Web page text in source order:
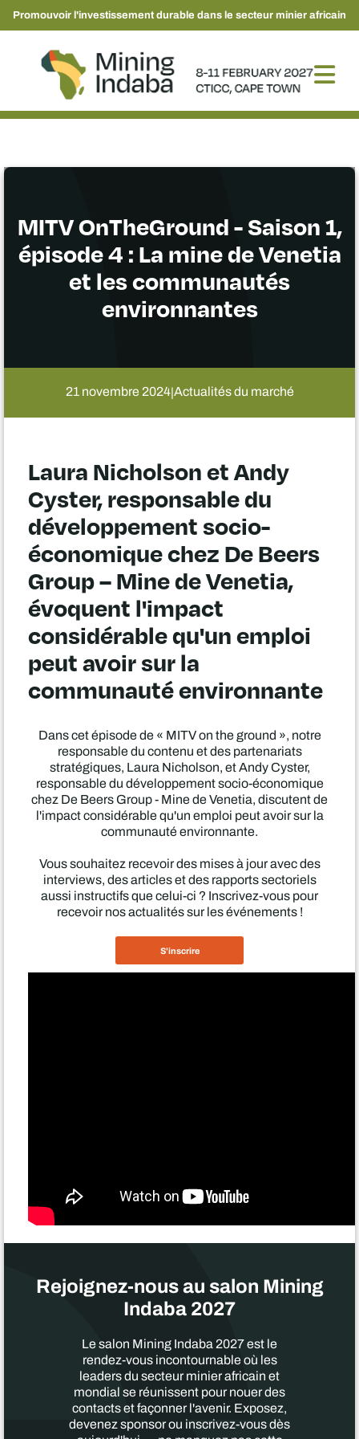
Promouvoir l'investissement durable dans le secteur minier africain
MITV OnTheGround - Saison 1,
épisode 4 : La mine de Venetia
et les communautés
environnantes
21 novembre 2024|Actualités du marché
Laura Nicholson et Andy
Cyster, responsable du
développement socio-
économique chez De Beers
Group – Mine de Venetia,
évoquent l'impact
considérable qu'un emploi
peut avoir sur la
communauté environnante
Dans cet épisode de « MITV on the ground », notre
responsable du contenu et des partenariats
stratégiques, Laura Nicholson, et Andy Cyster,
responsable du développement socio-économique
chez De Beers Group - Mine de Venetia, discutent de
l'impact considérable qu'un emploi peut avoir sur la
communauté environnante.
Vous souhaitez recevoir des mises à jour avec des
interviews, des articles et des rapports sectoriels
aussi instructifs que celui-ci ? Inscrivez-vous pour
recevoir nos actualités sur les événements !
S'inscrire
Rejoignez-nous au salon Mining
Indaba 2027
Le salon Mining Indaba 2027 est le
rendez-vous incontournable où les
leaders du secteur minier africain et
mondial se réunissent pour nouer des
contacts et façonner l'avenir. Exposez,
devenez sponsor ou inscrivez-vous dès